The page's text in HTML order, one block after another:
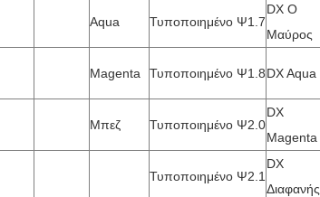
Aqua Τυποποιημένο Ψ1.7
DX Ο
Μαύρος
Magenta Τυποποιημένο Ψ1.8DX Aqua
Μπεζ Τυποποιημένο Ψ2.0
DX
Magenta
Τυποποιημένο Ψ2.1
DX
Διαφανής